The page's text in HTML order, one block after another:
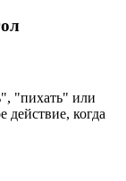
"пихать" или
действие, когда